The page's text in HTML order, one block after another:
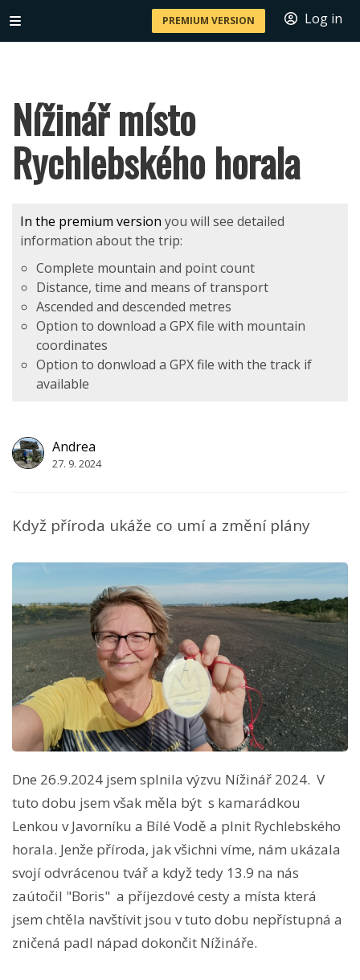
PREMIUM VERSION Log in
Nížinář místo
Rychlebského horala
Andrea
27. 9. 2024
Když příroda ukáže co umí a změní plány
Dne 26.9.2024 jsem splnila výzvu Nížinář 2024. V
tuto dobu jsem však měla být s kamarádkou
Lenkou v Javorníku a Bílé Vodě a plnit Rychlebského
horala. Jenže příroda, jak všichni víme, nám ukázala
svojí odvrácenou tvář a když tedy 13.9 na nás
zaútočil "Boris" a příjezdové cesty a místa která
jsem chtěla navštívit jsou v tuto dobu nepřístupná a
zničená padl nápad dokončit Nížináře.
In the premium version you will see detailed
information about the trip:
Complete mountain and point count
Distance, time and means of transport
Ascended and descended metres
Option to download a GPX file with mountain
coordinates
Option to donwload a GPX file with the track if
available